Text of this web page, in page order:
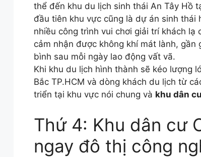
thể đến khu du lịch sinh thái An Tây Hồ
đầu tiên khu vực cũng là dự án sinh
nhiều công trình vui chơi giải trí khách lạ
cảm nhận được không khí mát lành,
bình sau mỗi ngày lao động vất vã.
Khi khu du lịch hình thành sẽ kéo lượng
Bắc TP.HCM và dòng khách du lịch từ
triển tại khu vực nói chung và khu dân
Thứ 4: Khu dân cư
ngay đô thị công